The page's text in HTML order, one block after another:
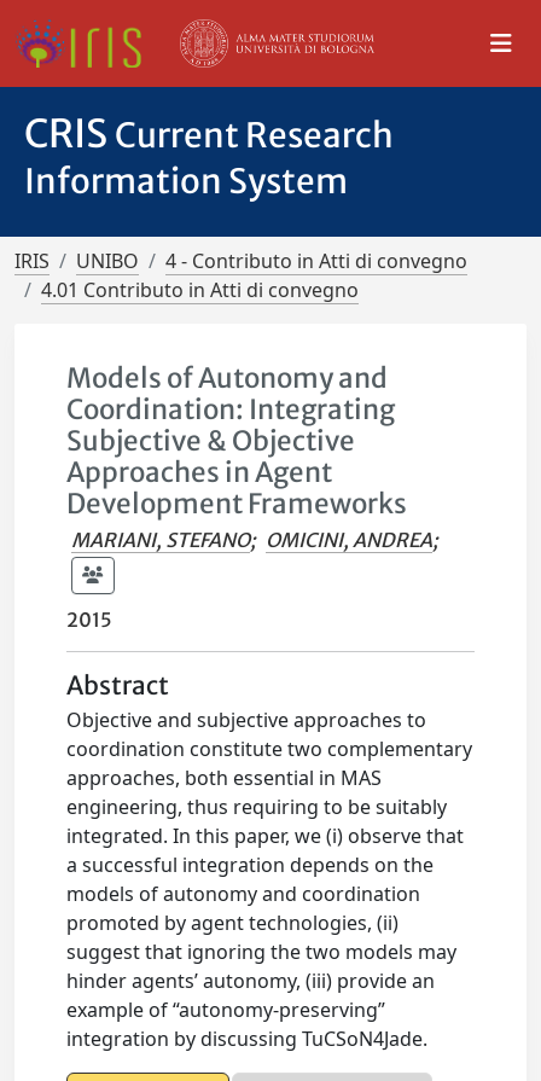
CRIS Current Research
Information System
IRIS UNIBO
4 - Contributo in Atti di convegno
4.01 Contributo in Atti di convegno
Models of Autonomy and
Coordination: Integrating
Subjective & Objective
Approaches in Agent
Development Frameworks
MARIANI, STEFANO; OMICINI, ANDREA;
2015
Abstract
Objective and subjective approaches to
coordination constitute two complementary
approaches, both essential in MAS
engineering, thus requiring to be suitably
integrated. In this paper, we (i) observe that
a successful integration depends on the
models of autonomy and coordination
promoted by agent technologies, (ii)
suggest that ignoring the two models may
hinder agents’ autonomy, (iii) provide an
example of “autonomy-preserving”
integration by discussing TuCSoN4Jade.